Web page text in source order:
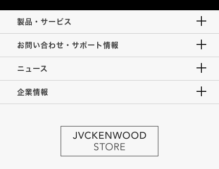
製品・サービス
お問い合わせ・サポート情報
ニュース
企業情報